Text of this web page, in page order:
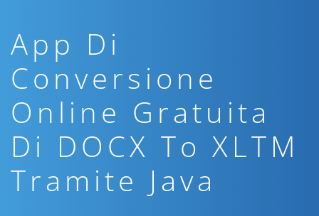
App Di
Conversione
Online Gratuita
Di DOCX To XLTM
Tramite Java